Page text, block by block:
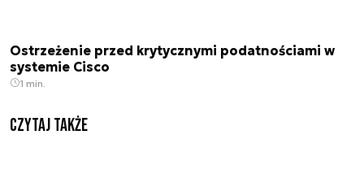
Ostrzeżenie przed krytycznymi podatnościami w
systemie Cisco
1 min.
Czytaj także